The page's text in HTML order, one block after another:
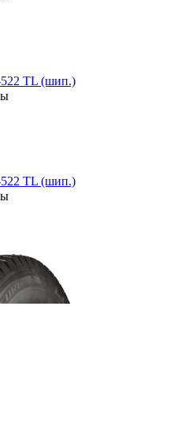
522 TL (шип.)
522 TL (шип.)